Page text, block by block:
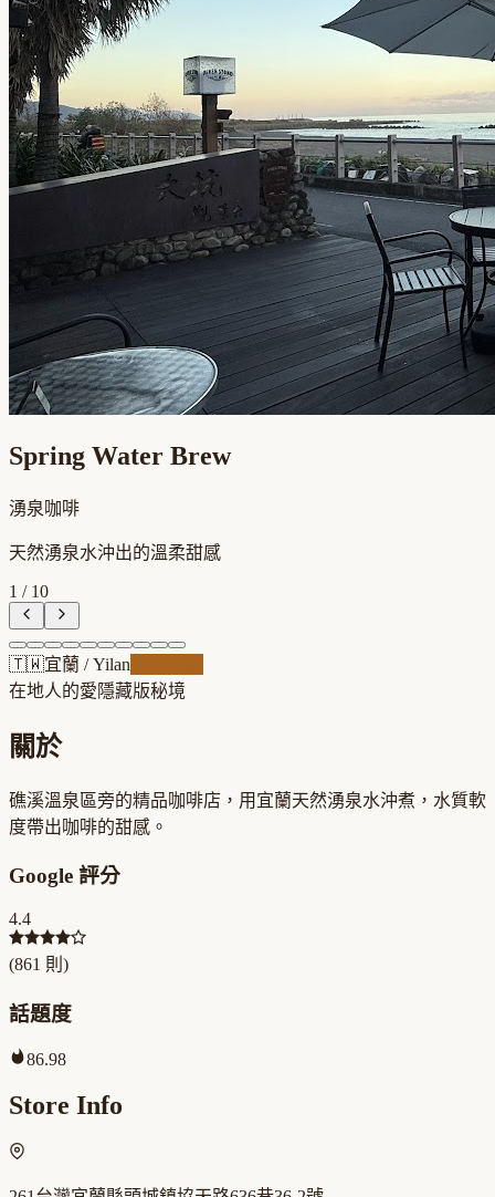
Spring Water Brew
湧泉咖啡
天然湧泉水沖出的溫柔甜感
1 / 10
🇹🇼宜蘭 /Yilan
在地人的愛 隱藏版秘境
關於
礁溪溫泉區旁的精品咖啡店，用宜蘭天然湧泉水沖煮，水質軟
度帶出咖啡的甜感。
Google 評分
4.4
(861 則)
話題度
86.98
Store Info